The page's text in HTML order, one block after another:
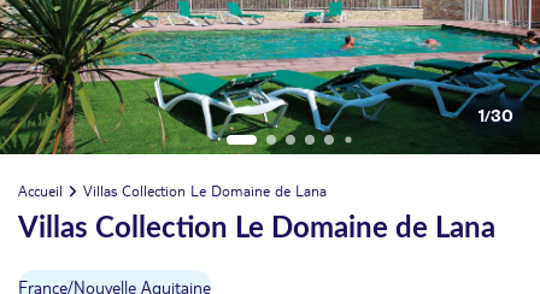
1/30
Accueil Villas Collection Le Domaine de Lana
Villas Collection Le Domaine de Lana
France/Nouvelle Aquitaine